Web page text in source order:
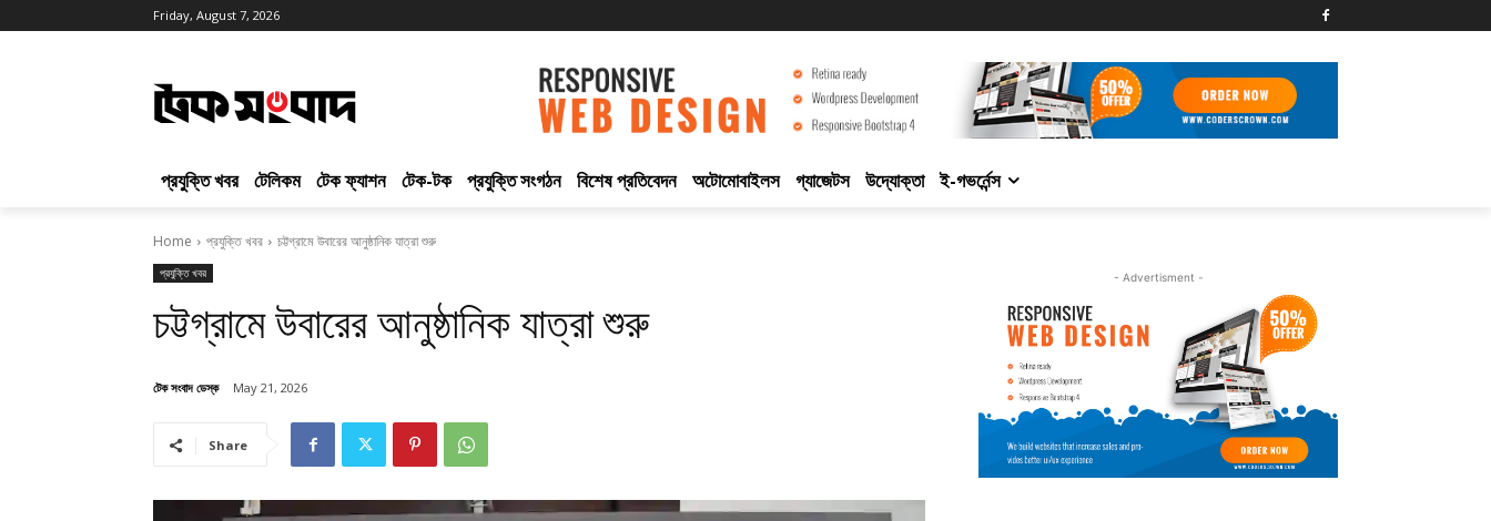
Friday, August 7, 2026
প্রযুক্তি খবর টেলিকম টেক ফ্যাশন টেক-টক প্রযুক্তি সংগঠন বিশেষ প্রতিবেদন অটোমোবাইলস গ্যাজেটস উদ্যোক্তা ই-গভর্নেন্স
Home প্রযুক্তি খবর চট্টগ্রামে উবারের আনুষ্ঠানিক যাত্রা শুরু
প্রযুক্তি খবর
চট্টগ্রামে উবারের আনুষ্ঠানিক যাত্রা শুরু
টেক সংবাদ ডেস্ক May 21, 2026
Share
- Advertisment -